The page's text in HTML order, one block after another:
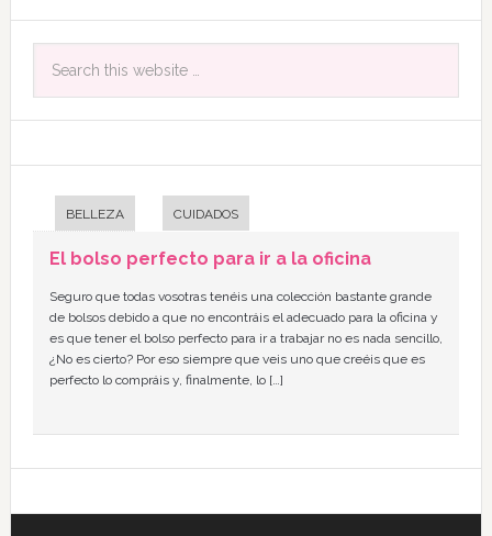
BELLEZA CUIDADOS
El bolso perfecto para ir a la oficina
Seguro que todas vosotras tenéis una colección bastante grande
de bolsos debido a que no encontráis el adecuado para la oficina y
es que tener el bolso perfecto para ir a trabajar no es nada sencillo,
¿No es cierto? Por eso siempre que veis uno que creéis que es
perfecto lo compráis y, finalmente, lo […]